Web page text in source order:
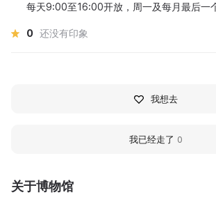
关于博物馆
每天9:00至16:00开放，周一及每月最后一
0 还没有印象
我想去
我已经走了 0